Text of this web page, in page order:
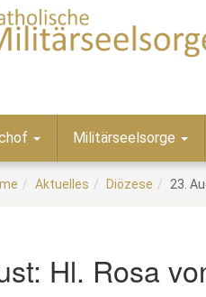
Militärseelsorge
Aktuelles Diözese 23.
Hl. Rosa